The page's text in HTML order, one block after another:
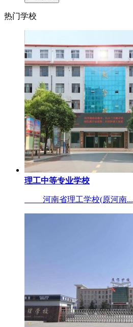
热门学校
理工中等专业学校
河南省理工学校(原河南...